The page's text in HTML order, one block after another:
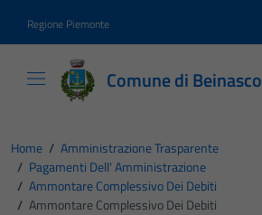
Regione Piemonte
Comune di Beinasco
Home / Amministrazione Trasparente
/ Pagamenti Dell' Amministrazione
/ Ammontare Complessivo Dei Debiti
/ Ammontare Complessivo Dei Debiti